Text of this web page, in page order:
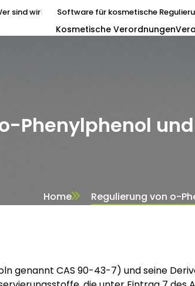
sind wir Software für kosmetische
Kosmetische Verordnungen
Phenylphenol
Home Regulierung von o-
genannt CAS 90-43-7) und seine